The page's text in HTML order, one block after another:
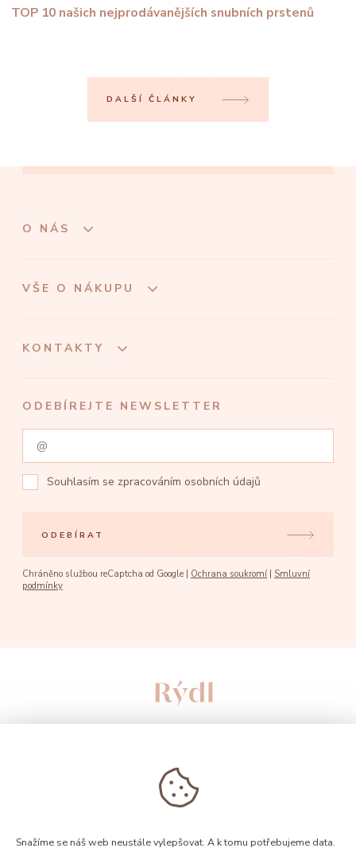
TOP 10 našich nejprodávanějších snubních prstenů
DALŠÍ ČLÁNKY
O NÁS
VŠE O NÁKUPU
KONTAKTY
ODEBÍREJTE NEWSLETTER
Souhlasím se zpracováním osobních údajů
ODEBÍRAT
Chráněno službou reCaptcha od Google | Ochrana soukromí
Smluvní
podmínky
Snažíme se náš web neustále vylepšovat. A k tomu potřebujeme data.